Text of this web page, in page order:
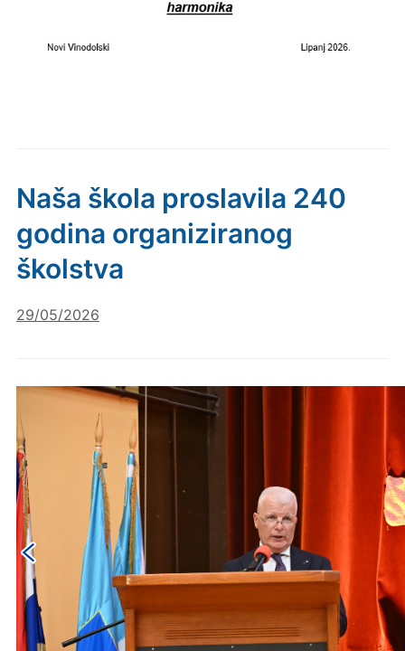
Naša škola proslavila 240
godina organiziranog
školstva
29/05/2026